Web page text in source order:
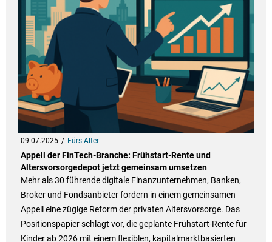
09.07.2025 Fürs Alter
Appell der FinTech-Branche: Frühstart-Rente und
Altersvorsorgedepot jetzt gemeinsam umsetzen
Mehr als 30 führende digitale Finanzunternehmen, Banken,
Broker und Fondsanbieter fordern in einem gemeinsamen
Appell eine zügige Reform der privaten Altersvorsorge. Das
Positionspapier schlägt vor, die geplante Frühstart-Rente für
Kinder ab 2026 mit einem flexiblen, kapitalmarktbasierten